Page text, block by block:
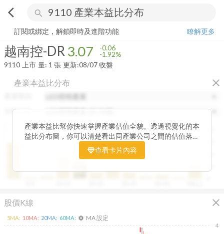
arrow_back_ios search
越南控-DR 3.07 -1.92%
訂閱或綁定，解鎖即時及進階功能
瞭解更多
越南控-DR 3.07 -0.06
-1.92%
9110 上市 量: 1 張 更新:08/07 收盤
產業本益比分布 close
分類項目
產業本益比幫你快速掌握產業估值全貌。透過視覺化的本
益比分布圖，你可以清楚看出同產業公司之間的估值落
差，了解哪些股票相對被低估、哪些可能已偏貴。從中位
數、本益比範圍到個別公司位置，卡片讓你一眼辨識產業
查看卡片內容
股價K線 close
4
5MA: 10MA: 20MA: 60MA: settings MA 設定